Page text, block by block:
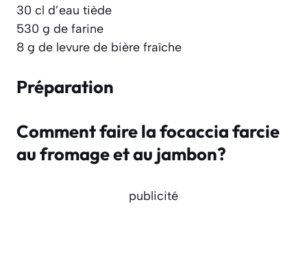
30 cl d’eau tiède
530 g de farine
8 g de levure de bière fraîche
Préparation
Comment faire la focaccia farcie
au fromage et au jambon?
publicité